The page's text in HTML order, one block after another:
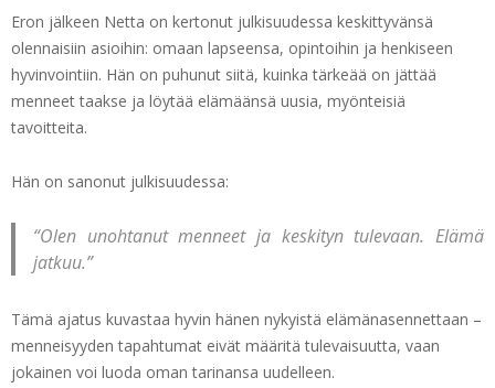
Eron jälkeen Netta on kertonut julkisuudessa keskittyvänsä
olennaisiin asioihin: omaan lapseensa, opintoihin ja henkiseen
hyvinvointiin. Hän on puhunut siitä, kuinka tärkeää on jättää
menneet taakse ja löytää elämäänsä uusia, myönteisiä
tavoitteita.
Hän on sanonut julkisuudessa:
“Olen unohtanut menneet ja keskityn tulevaan. Elämä
jatkuu.”
Tämä ajatus kuvastaa hyvin hänen nykyistä elämänasennettaan –
menneisyyden tapahtumat eivät määritä tulevaisuutta, vaan
jokainen voi luoda oman tarinansa uudelleen.